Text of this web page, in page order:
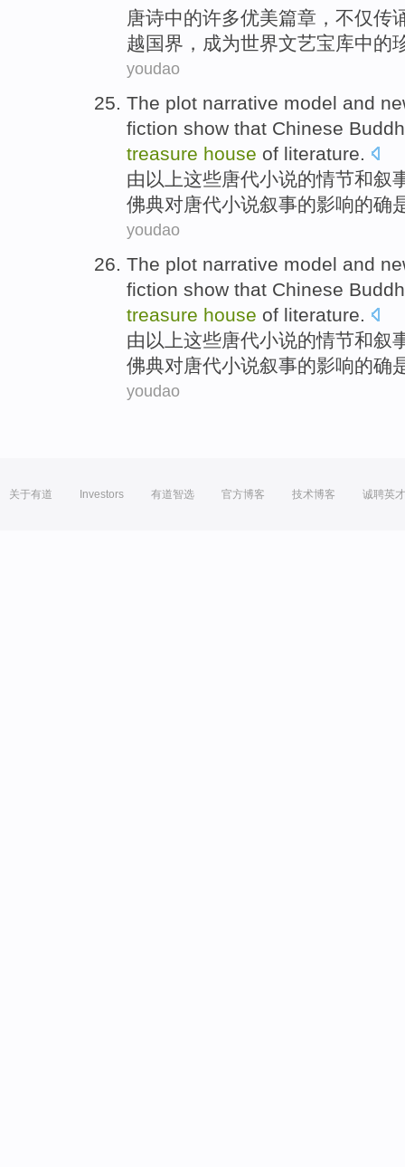
唐诗中的许多优美篇章，不仅传
越国界， 成为世界文艺宝库中的
youdao
The plot narrative model and
fiction show that Chinese
treasure house of literature.
由以上这些唐代小说的情节和叙
佛典对唐代小说叙事的影响的确
youdao
The plot narrative model and
fiction show that Chinese
treasure house of literature.
由以上这些唐代小说的情节和叙
佛典对唐代小说叙事的影响的确
youdao
关于有道 Investors 有道智选 官方博客 技术博客 诚聘英才